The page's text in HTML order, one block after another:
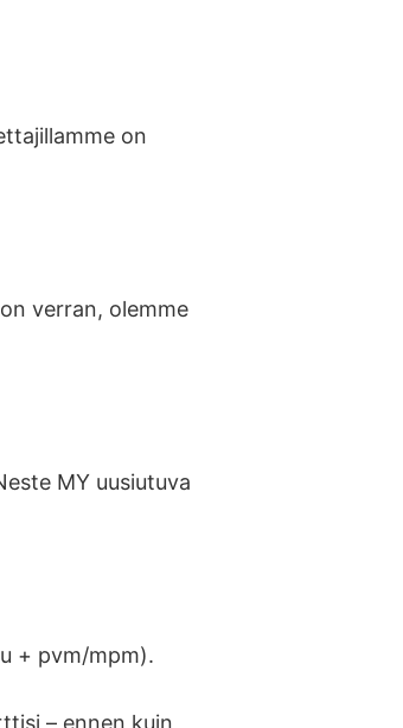
on
verran, olemme
MY uusiutuva
+ pvm/mpm).
– ennen kuin